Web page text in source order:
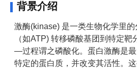
背景介绍
激酶(kinase) 是一类生物化学里
（如ATP) 转移磷酸基团到特定
—过程谓之磷酸化。蛋白激酶是
特定的蛋白质，并改变其活性。